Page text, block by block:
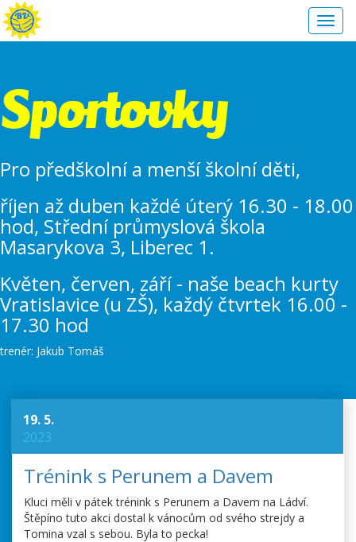
Sportovky
Pro předškolní a menší školní děti,
říjen až duben každé úterý 16.30 - 18.00
hod, Střední průmyslová škola
Masarykova 3, Liberec 1.
Květen, červen, září - naše beach kurty
Vratislavice (u ZŠ), každý čtvrtek 16.00 -
17.30 hod
trenér: Jakub Tomáš
19. 5.
2023
Trénink s Perunem a Davem
Kluci měli v pátek trénink s Perunem a Davem na Ládví.
Štěpíno tuto akci dostal k vánocům od svého strejdy a
Tomina vzal s sebou. Byla to pecka!